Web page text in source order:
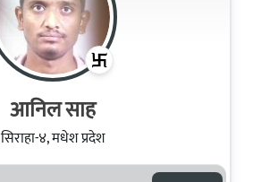
आनिल साह
सिराहा-४, मधेश प्रदेश